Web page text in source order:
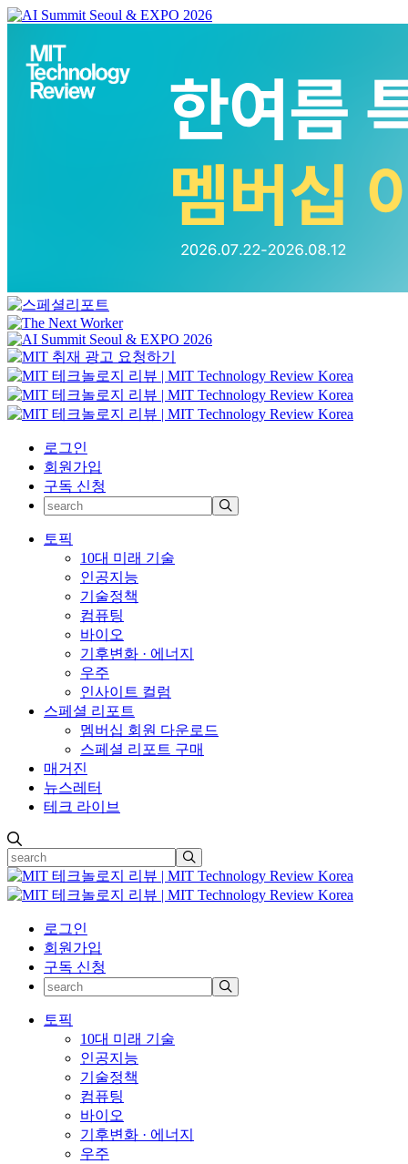
로그인
회원가입
구독 신청
토픽
10대 미래 기술
인공지능
기술정책
컴퓨팅
바이오
기후변화 · 에너지
우주
인사이트 컬럼
스페셜 리포트
멤버십 회원 다운로드
스페셜 리포트 구매
매거진
뉴스레터
테크 라이브
로그인
회원가입
구독 신청
토픽
10대 미래 기술
인공지능
기술정책
컴퓨팅
바이오
기후변화 · 에너지
우주